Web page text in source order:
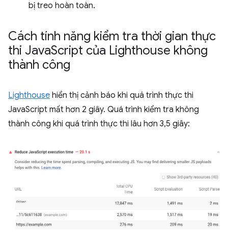
bị treo hoàn toàn.
Cách tính năng kiểm tra thời gian thực
thi JavaScript của Lighthouse không
thành công
Lighthouse hiển thị cảnh báo khi quá trình thực thi
JavaScript mất hơn 2 giây. Quá trình kiểm tra không
thành công khi quá trình thực thi lâu hơn 3,5 giây: